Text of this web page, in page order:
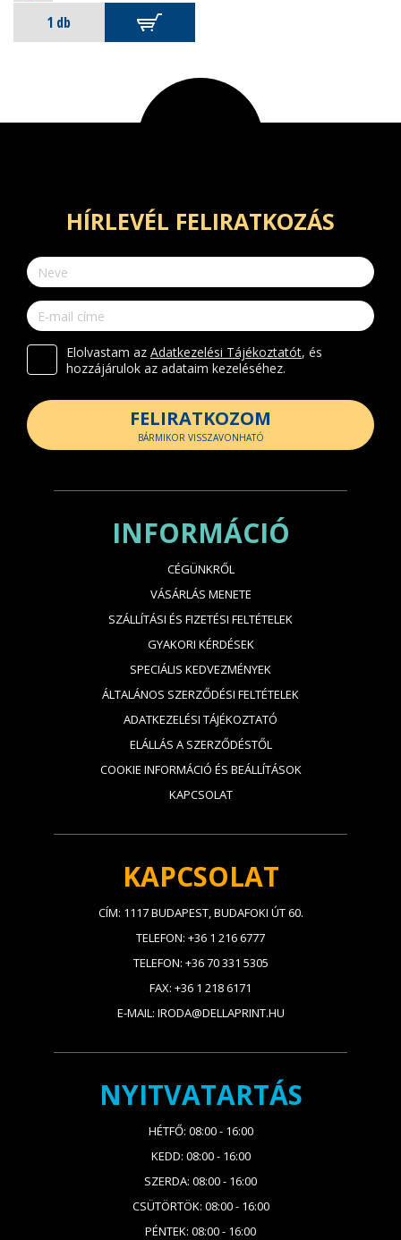
HÍRLEVÉL FELIRATKOZÁS
Elolvastam az Adatkezelési Tájékoztatót, és
hozzájárulok az adataim kezeléséhez.
FELIRATKOZOM
BÁRMIKOR VISSZAVONHATÓ
INFORMÁCIÓ
CÉGÜNKRŐL
VÁSÁRLÁS MENETE
SZÁLLÍTÁSI ÉS FIZETÉSI FELTÉTELEK
GYAKORI KÉRDÉSEK
SPECIÁLIS KEDVEZMÉNYEK
ÁLTALÁNOS SZERZŐDÉSI FELTÉTELEK
ADATKEZELÉSI TÁJÉKOZTATÓ
ELÁLLÁS A SZERZŐDÉSTŐL
COOKIE INFORMÁCIÓ ÉS BEÁLLÍTÁSOK
KAPCSOLAT
KAPCSOLAT
CÍM: 1117 BUDAPEST, BUDAFOKI ÚT 60.
TELEFON: +36 1 216 6777
TELEFON: +36 70 331 5305
FAX: +36 1 218 6171
E-MAIL: IRODA@DELLAPRINT.HU
NYITVATARTÁS
HÉTFŐ: 08:00 - 16:00
KEDD: 08:00 - 16:00
SZERDA: 08:00 - 16:00
CSÜTÖRTÖK: 08:00 - 16:00
PÉNTEK: 08:00 - 16:00